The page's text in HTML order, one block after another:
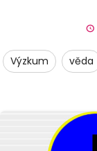
Výzkum věda